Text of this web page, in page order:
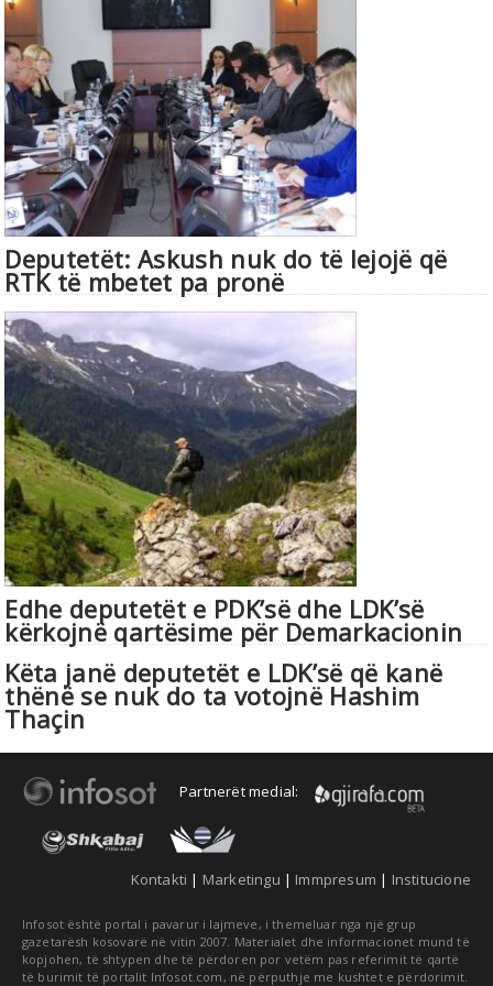
Deputetët: Askush nuk do të lejojë që
RTK të mbetet pa pronë
Edhe deputetët e PDK’së dhe LDK’së
kërkojnë qartësime për Demarkacionin
Këta janë deputetët e LDK’së që kanë
thënë se nuk do ta votojnë Hashim
Thaçin
Partnerët medial:
Kontakti | Marketingu | Immpresum | Institucione
Infosot është portal i pavarur i lajmeve, i themeluar nga një grup
gazetarësh kosovarë në vitin 2007. Materialet dhe informacionet mund të
kopjohen, të shtypen dhe të përdoren por vetëm pas referimit të qartë
të burimit të portalit Infosot.com, në përputhje me kushtet e përdorimit.